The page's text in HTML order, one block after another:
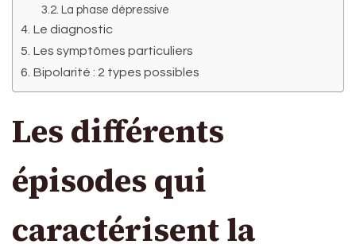
La phase dépressive
Le diagnostic
Les symptômes particuliers
Bipolarité : 2 types possibles
Les différents
épisodes qui
caractérisent la